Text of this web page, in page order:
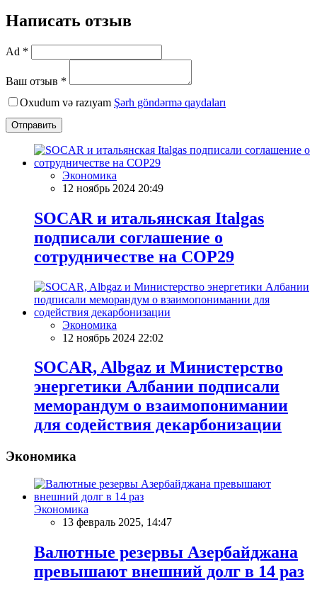
Написать отзыв
Ad *
Ваш отзыв *
Oxudum və razıyam Şərh göndərmə qaydaları
Отправить
Экономика
12 ноябрь 2024 20:49
SOCAR и итальянская Italgas
подписали соглашение о
сотрудничестве на COP29
Экономика
12 ноябрь 2024 22:02
SOCAR, Albgaz и Министерство
энергетики Албании подписали
меморандум о взаимопонимании
для содействия декарбонизации
Экономика
Экономика
13 февраль 2025, 14:47
Валютные резервы Азербайджана
превышают внешний долг в 14 раз